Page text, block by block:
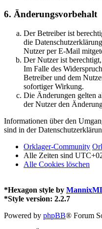
6. Änderungsvorbehalt
Der Betreiber ist
die
Nutzer per E-Mail
Der Nutzer ist
Im Falle des
Betreiber und dem
sofortiger Wirkung.
Die Änderungen gelten
der Nutzer den
Informationen über den
sind in der
Orklager-Community
Alle Zeiten sind
Alle Cookies löschen
*Hexagon style by
*Style version: 2.2.7
Powered by phpBB® Forum